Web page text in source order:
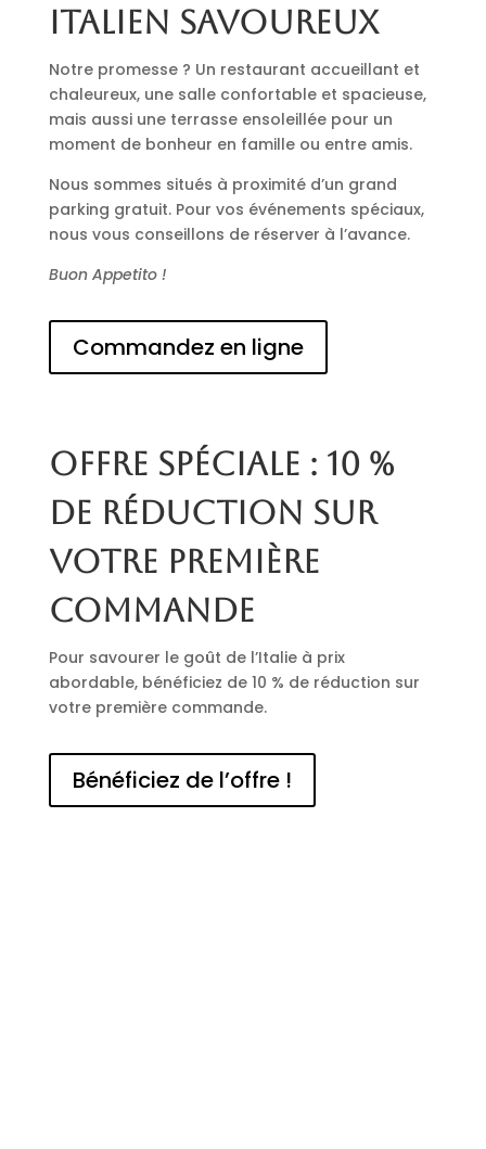
italien savoureux
Notre promesse ? Un restaurant accueillant et
chaleureux, une salle confortable et spacieuse,
mais aussi une terrasse ensoleillée pour un
moment de bonheur en famille ou entre amis.
Nous sommes situés à proximité d’un grand
parking gratuit. Pour vos événements spéciaux,
nous vous conseillons de réserver à l’avance.
Buon Appetito !
Commandez en ligne
Offre spéciale : 10 %
de réduction sur
votre première
commande
Pour savourer le goût de l’Italie à prix
abordable, bénéficiez de 10 % de réduction sur
votre première commande.
Bénéficiez de l’offre !